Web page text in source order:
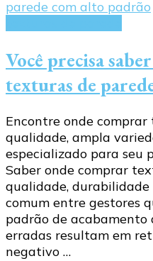
Você precisa
texturas de
Encontre onde
qualidade, ampla
especializado para seu
Saber onde comprar
qualidade,
comum entre gestores
padrão de acabamento
erradas resultam em
negativo …